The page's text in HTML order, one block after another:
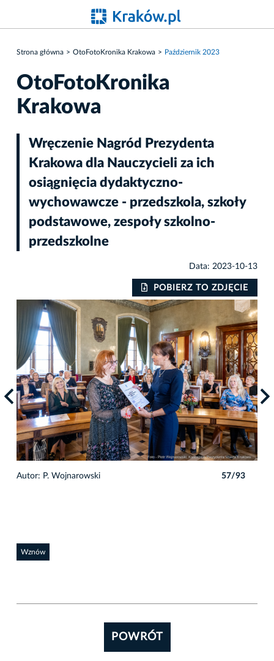
Strona główna OtoFotoKronika Krakowa Październik 2023
OtoFotoKronika
Krakowa
Wręczenie Nagród Prezydenta
Krakowa dla Nauczycieli za ich
osiągnięcia dydaktyczno-
wychowawcze - przedszkola, szkoły
podstawowe, zespoły szkolno-
przedszkolne
Data: 2023-10-13
POBIERZ TO ZDJĘCIE
Autor: P. Wojnarowski 57/93
Wznów
POWRÓT